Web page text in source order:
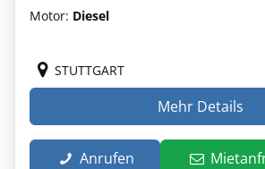
Motor: Diesel
STUTTGART
Mehr Details
Anrufen